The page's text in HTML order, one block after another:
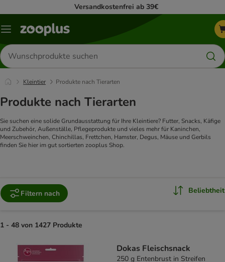
Versandkostenfrei ab 39€
Menü
Produkte
suchen
Kleintier Produkte nach Tierarten
Produkte nach Tierarten
Sie suchen eine solide Grundausstattung für Ihre Kleintiere? Futter, Snacks, Käfige
und Zubehör, Außenställe, Pflegeprodukte und vieles mehr für Kaninchen,
Meerschweinchen, Chinchillas, Frettchen, Hamster, Degus, Mäuse und Gerbils
finden Sie hier im gut sortierten zooplus Shop.
Filtern nach Beliebtheit
1 - 48 von 1427 Produkte
Dokas Fleischsnack
250 g Entenbrust in Streifen